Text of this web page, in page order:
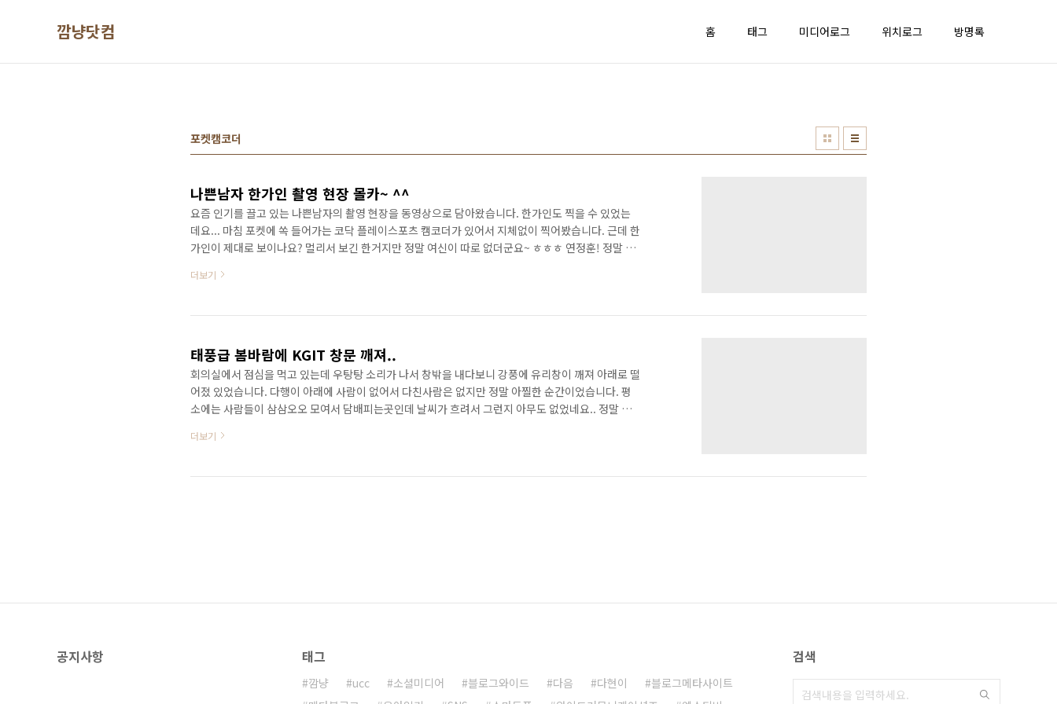
깜냥닷컴 홈 태그 미디어로그 위치로그 방명록
포켓캠코더
나쁜남자 한가인 촬영 현장 몰카~ ^^
요즘 인기를 끌고 있는 나쁜남자의 촬영 현장을 동영상으로 담아왔습니다. 한가인도 찍을 수 있었는
데요... 마침 포켓에 쏙 들어가는 코닥 플레이스포츠 캠코더가 있어서 지체없이 찍어봤습니다. 근데 한
가인이 제대로 보이나요? 멀리서 보긴 한거지만 정말 여신이 따로 없더군요~ ㅎㅎㅎ 연정훈! 정말 너
더보기
태풍급 봄바람에 KGIT 창문 깨져..
회의실에서 점심을 먹고 있는데 우탕탕 소리가 나서 창밖을 내다보니 강풍에 유리창이 깨져 아래로 떨
어졌 있었습니다. 다행이 아래에 사람이 없어서 다친사람은 없지만 정말 아찔한 순간이었습니다. 평
소에는 사람들이 삼삼오오 모여서 담배피는곳인데 날씨가 흐려서 그런지 아무도 없었네요.. 정말 다
요. 근데 이정도 바람에 창문이 깨지는거 부실공사아닌가요.. 지금생각해도 너무 아찔합니다.
더보기
공지사항 태그
깜냥 ucc 소셜미디어 블로그와이드 다음 다현이
블로그메타사이트
검색